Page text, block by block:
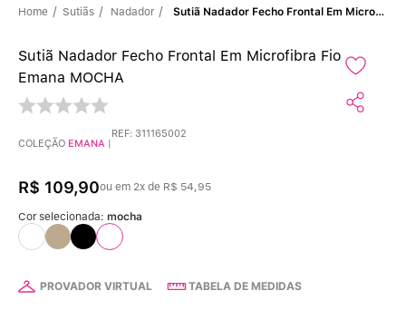
Sutiãs Nadador Sutiã Nadador Fecho Frontal Em Microfibra Fio Emana MOCHA
Sutiã Nadador Fecho Frontal Em Microfibra Fio
Emana MOCHA
COLEÇÃO EMANA |
REF: 311165002
R$ 109,90ou em 2x de R$ 54,95
Cor selecionada: mocha
PROVADOR VIRTUAL TABELA DE MEDIDAS
TERMOS MAIS BUSCADOS
1º Sutiãs
2º Calcinhas
3 º Sutiã Bojo
4º Conjunto
º Calcinha Algodão
6º Calcinha Cintura Alta